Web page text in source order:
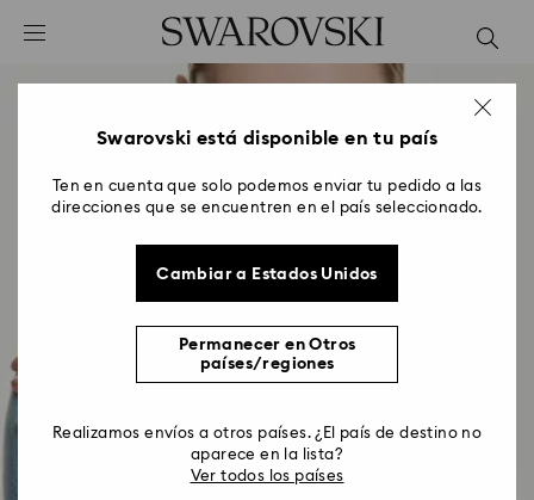
Accesskeys list
2 - FooterSwarovski está disponible en tu país
Ten en cuenta que solo podemos enviar tu pedido a las
direcciones que se encuentren en el país seleccionado.
Cambiar a Estados Unidos
Permanecer en Otros
países/regiones
Realizamos envíos a otros países. ¿El país de destino no
aparece en la lista?
Ver todos los países